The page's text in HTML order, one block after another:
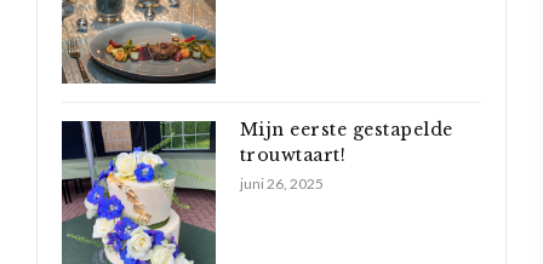
Mijn eerste gestapelde
trouwtaart!
juni 26, 2025